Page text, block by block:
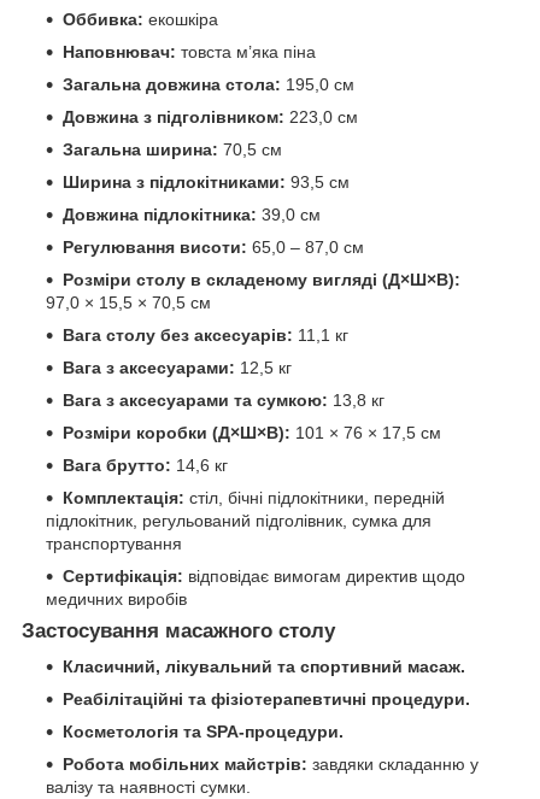
Оббивка: екошкіра
Наповнювач: товста м’яка піна
Загальна довжина стола: 195,0 см
Довжина з підголівником: 223,0 см
Загальна ширина: 70,5 см
Ширина з підлокітниками: 93,5 см
Довжина підлокітника: 39,0 см
Регулювання висоти: 65,0 – 87,0 см
Розміри столу в складеному вигляді (Д×Ш×В):
97,0 × 15,5 × 70,5 см
Вага столу без аксесуарів: 11,1 кг
Вага з аксесуарами: 12,5 кг
Вага з аксесуарами та сумкою: 13,8 кг
Розміри коробки (Д×Ш×В): 101 × 76 × 17,5 см
Вага брутто: 14,6 кг
Комплектація: стіл, бічні підлокітники, передній
підлокітник, регульований підголівник, сумка для
транспортування
Сертифікація: відповідає вимогам директив щодо
медичних виробів
Застосування масажного столу
Класичний, лікувальний та спортивний масаж.
Реабілітаційні та фізіотерапевтичні процедури.
Косметологія та SPA-процедури.
Робота мобільних майстрів: завдяки складанню у
валізу та наявності сумки.